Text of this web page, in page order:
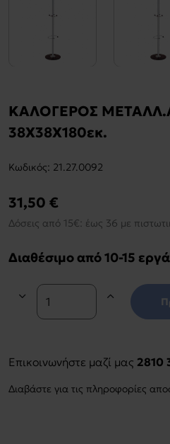
ΚΑΛΟΓΕΡΟΣ
38Χ38Χ180εκ.
Kωδικός: 21.27.0092
31,50 €
Δόσεις από 15€: έως 36 με
Διαθέσιμο από 10-15
Επικοινωνήστε μαζί μας 2810
Διαβάστε για τις πληροφορίες